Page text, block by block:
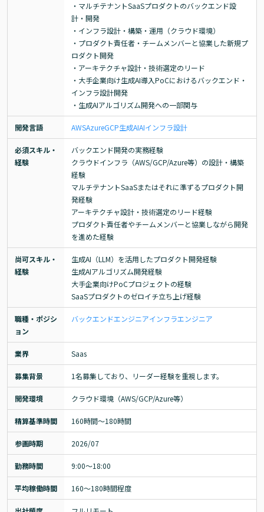
・マルチテナントSaaSプロダクトのバックエンド設
計・開発
・インフラ設計・構築・運用（クラウド環境）
・プロダクト責任者・チームメンバーと協業した新規プ
ロダクト開発
・アーキテクチャ設計・技術選定のリード
・大手企業向け生成AI導入PoCにおけるバックエンド・
インフラ設計開発
・生成AIアルゴリズム開発への一部関与
開発言語 AWSAzureGCP生成AIAIインフラ設計
必須スキル・
経験
バックエンド開発の実務経験
クラウドインフラ（AWS/GCP/Azure等）の設計・構築
経験
マルチテナントSaaSまたはそれに準ずるプロダクト開
発経験
アーキテクチャ設計・技術選定のリード経験
プロダクト責任者やチームメンバーと協業しながら開発
を進めた経験
尚可スキル・
経験
生成AI（LLM）を活用したプロダクト開発経験
生成AIアルゴリズム開発経験
大手企業向けPoCプロジェクトの経験
SaaSプロダクトのゼロイチ立ち上げ経験
職種・ポジシ
ョン
バックエンドエンジニアインフラエンジニア
業界 Saas
募集背景 1名募集しており、リーダー経験を重視します。
開発環境 クラウド環境（AWS/GCP/Azure等）
精算基準時間 160時間〜180時間
参画時期 2026/07
勤務時間 9:00〜18:00
平均稼働時間 160〜180時間程度